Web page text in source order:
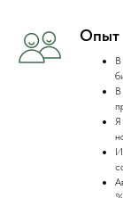
Опыт
В
В
Я